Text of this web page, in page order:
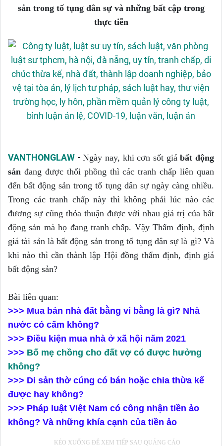
sản trong tố tụng dân sự và những bất cập trong
thực tiễn
VANTHONGLAW -Ngày nay, khi cơn sốt giábất động
sản đang được thổi phồng thì các tranh chấp liên quan
đến bất động sản trong tố tụng dân sự ngày càng nhiều.
Trong các tranh chấp này thì không phải lúc nào các
đương sự cũng thỏa thuận được với nhau giá trị của bất
động sản mà họ đang tranh chấp. Vậy Thẩm định, định
giá tài sản là bất động sản trong tố tụng dân sự là gì? Và
khi nào thì cần thành lập Hội đồng thẩm định, định giá
bất động sản?
Bài liên quan:
>>> Mua bán nhà đất bằng vi bằng là gì? Nhà
nước có cấm không?
>>> Điều kiện mua nhà ở xã hội năm 2021
>>> Bố mẹ chồng cho đất vợ có được hưởng
không?
>>> Di sản thờ cúng có bán hoặc chia thừa kế
được hay không?
>>> Pháp luật Việt Nam có công nhận tiền ảo
không? Và những khía cạnh của tiền ảo